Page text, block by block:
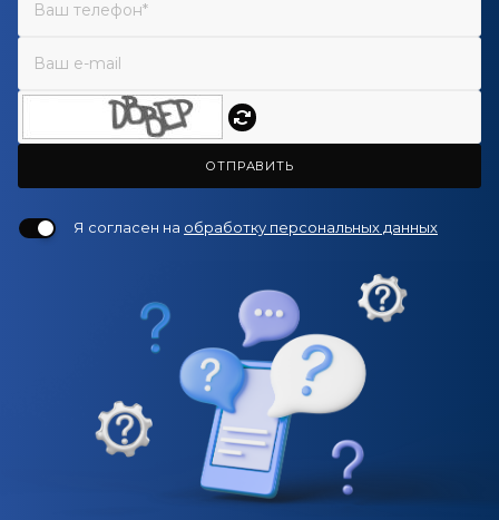
ОТПРАВИТЬ
Я согласен на обработку персональных данных